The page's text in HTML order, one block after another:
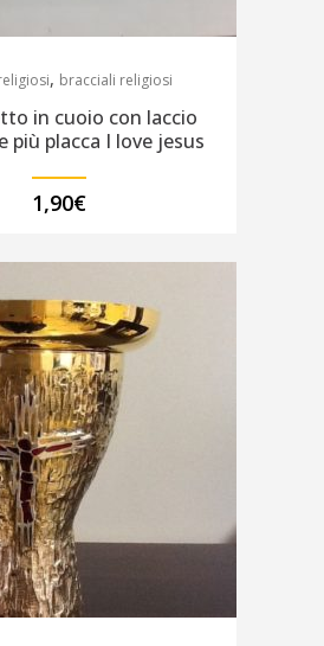
, bracciali religiosi
in cuoio con laccio
più placca I love jesus
1,90€